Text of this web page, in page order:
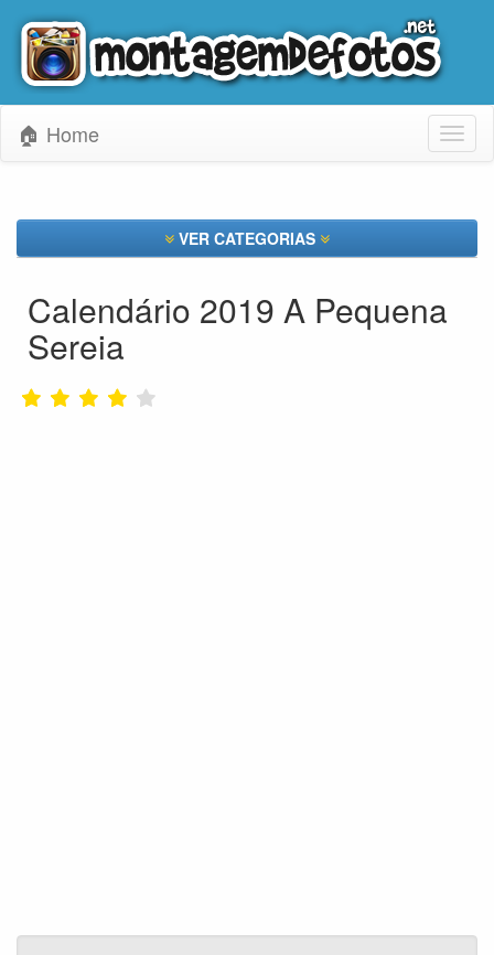
🏠 Home
VER CATEGORIAS
Calendário 2019 A Pequena
Sereia